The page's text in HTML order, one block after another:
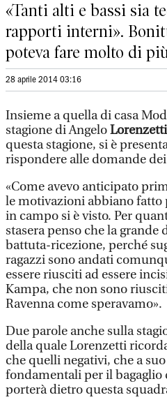
«Tanti alti e bassi sia
rapporti interni».
poteva fare molto di
28 aprile 2014 03:16
Insieme a quella di casa
stagione di AngeloLorenzetti
questa stagione, si è
rispondere alle domande
«Come avevo anticipato
le motivazioni abbiano fatto
in campo si è visto. Per
stasera penso che la grande
battuta-ricezione, perché
ragazzi sono andati
essere riusciti ad essere
Kampa, che non sono
Ravenna come speravamo».
Due parole anche sulla
della quale Lorenzetti
che quelli negativi, che a
fondamentali per il bagaglio
porterà dietro questa